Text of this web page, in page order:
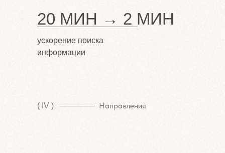
20 МИН → 2 МИН
ускорение поиска
информации
( IV ) Направления